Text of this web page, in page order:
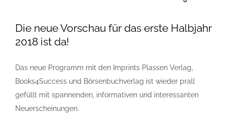
Die neue Vorschau für das erste Halbjahr
2018 ist da!
Das neue Programm mit den Imprints Plassen Verlag,
Books4Success und Börsenbuchverlag ist wieder prall
gefüllt mit spannenden, informativen und interessanten
Neuerscheinungen.